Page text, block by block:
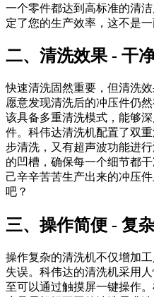
一个零件都达到高标准的清
定了您的生产效率，这不是
二、清洗效果 - 干
快速清洗固然重要，但清洗
愿意发现清洗后的冲压件仍
该具备多重清洗模式，能够
件。科伟达清洗机配置了双
步清洗，又有超声波功能进
的凹槽，确保每一个细节都
己辛辛苦苦生产出来的冲压
吧？
三、操作简便 - 复
操作复杂的清洗机不仅增加
失误。科伟达的清洗机采用
至可以通过触摸屏一键操作